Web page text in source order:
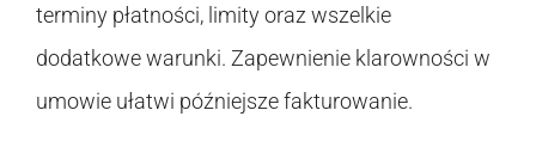
terminy płatności, limity oraz wszelkie
dodatkowe warunki. Zapewnienie klarowności w
umowie ułatwi późniejsze fakturowanie.